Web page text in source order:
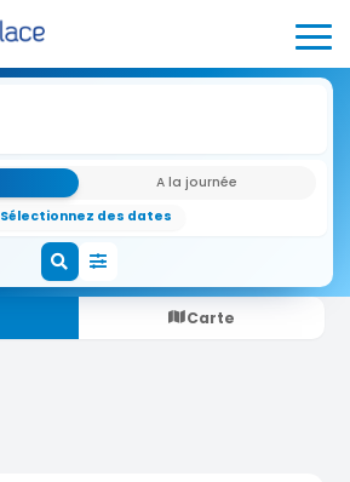
A la journée
Sélectionnez des dates
Carte